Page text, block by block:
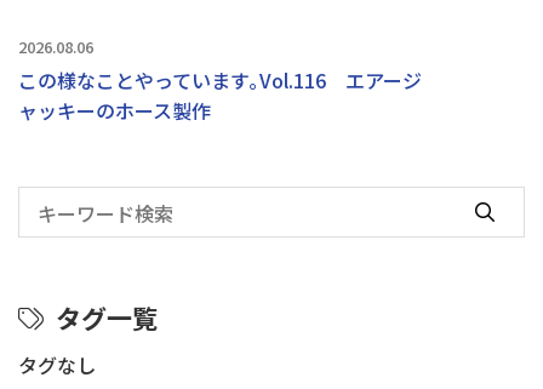
2026.08.06
この様なことやっています｡Vol.116 エアージ
ャッキーのホース製作
タグ一覧
タグなし